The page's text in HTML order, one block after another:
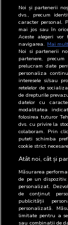
Reprezentanți
BRAT
BRAT
DI
Noi și partenerii
dvs., precum
caracter personal.
mai jos sau în
Aceste alegeri
navigarea. Mai
Noi si partenerii
partenere,
prelucram date
personaliza
interesele si/sau
retelelor de
de drepturile
datelor cu
modalitatea
folosirea tuturor
dvs. cu privire la
colaboram. Prin
puteti schimba
cookie strict
Atât noi, cât și
Măsurarea
de pe un
personalizat.
de conținut
publicității
personalizată.
limitate pentru a
sau combinații de